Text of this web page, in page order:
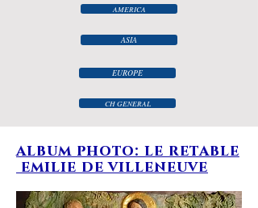
AMERICA
ASIA
EUROPE
CH GENERAL
album photo: le retable
emilie de villeneuve